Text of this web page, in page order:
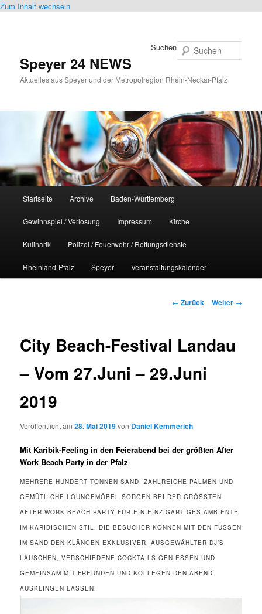
Zum Inhalt wechseln
Speyer 24 NEWS
Aktuelles aus Speyer und der Metropolregion Rhein-Neckar-Pfalz
Suchen
Startseite Archive Baden-Württemberg
Gewinnspiel / Verlosung Impressum Kirche
Kulinarik Polizei / Feuerwehr / Rettungsdienste
Rheinland-Pfalz Speyer Veranstaltungskalender
Beitrags-
← Zurück Weiter →
City Beach-Festival Landau
– Vom 27.Juni – 29.Juni
2019
Veröffentlicht am28. Mai 2019von Daniel Kemmerich
Mit Karibik-Feeling in den Feierabend bei der größten After
Work Beach Party in der Pfalz
MEHRERE HUNDERT TONNEN SAND, ZAHLREICHE PALMEN UND
GEMÜTLICHE LOUNGEMÖBEL SORGEN BEI DER GRÖSSTEN A
FTER WORK BEACH PARTY FÜR EIN EINZIGARTIGES AMBIENTE I
M KARIBISCHEN STIL. DIE BESUCHER KÖNNEN MIT DEN FÜSSEN IM
SAND DEN KLÄNGEN EXKLUSIVER, AUSGEWÄHLTER DJ’S LA
USCHEN, VERSCHIEDENE COCKTAILS GENIESSEN UND GEM
EINSAM MIT FREUNDEN UND KOLLEGEN DEN ABEND AUS
KLINGEN LASSEN.